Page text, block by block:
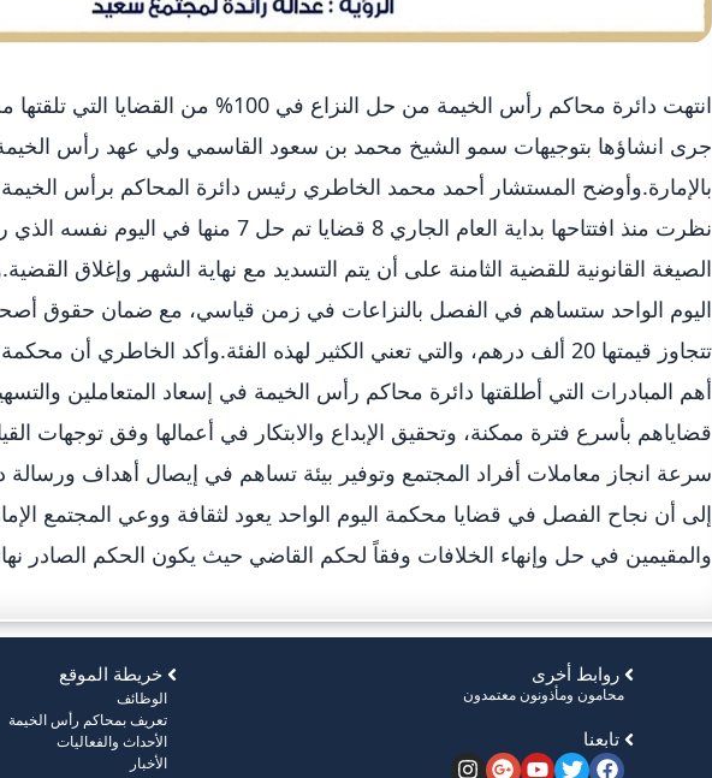
انتهت دائرة محاكم رأس الخيمة من حل النزاع في 100%
جرى انشاؤها بتوجيهات سمو الشيخ محمد بن سعود القاسمي ولي عهد رأس
بالإمارة.وأوضح المستشار أحمد محمد الخاطري رئيس دائرة المحاكم برأس
نظرت منذ افتتاحها بداية العام الجاري 8 قضايا تم حل 7
الصيغة القانونية للقضية الثامنة على أن يتم التسديد مع نهاية الشهر وإغلاق
اليوم الواحد ستساهم في الفصل بالنزاعات في زمن قياسي، مع ضمان حقوق
تتجاوز قيمتها 20 ألف درهم، والتي تعني الكثير لهذه الفئة.وأكد الخاطري أن
أهم المبادرات التي أطلقتها دائرة محاكم رأس الخيمة في إسعاد المتعاملين
قضاياهم بأسرع فترة ممكنة، وتحقيق الإبداع والابتكار في أعمالها وفق توجهات
سرعة انجاز معاملات أفراد المجتمع وتوفير بيئة تساهم في إيصال أهداف ورسالة
إلى أن نجاح الفصل في قضايا محكمة اليوم الواحد يعود لثقافة ووعي المجتمع
والمقيمين في حل وإنهاء الخلافات وفقاً لحكم القاضي حيث يكون الحكم الصادر
خريطة الموقع
الوظائف
تعريف بمحاكم رأس الخيمة
الأحداث والفعاليات
الأخبار
روابط أخرى
محامون ومأذونون معتمدون
تابعنا